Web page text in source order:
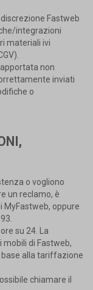
Fastweb
integrazioni
materiali ivi
non
inviati
o
o vogliono
un reclamo, è
MyFastweb, oppure
su 24. La
di Fastweb,
alla tariffazione
chiamare il